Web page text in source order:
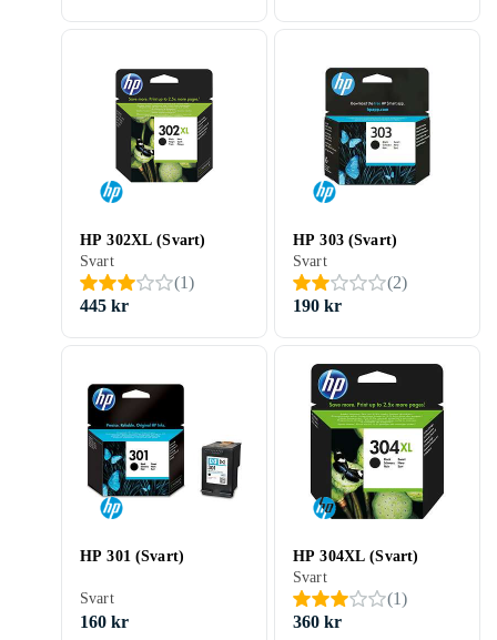
HP 302XL (Svart)
Svart
(1)
445 kr
HP 303 (Svart)
Svart
(2)
190 kr
HP 301 (Svart)
Svart
160 kr
HP 304XL (Svart)
Svart
(1)
360 kr